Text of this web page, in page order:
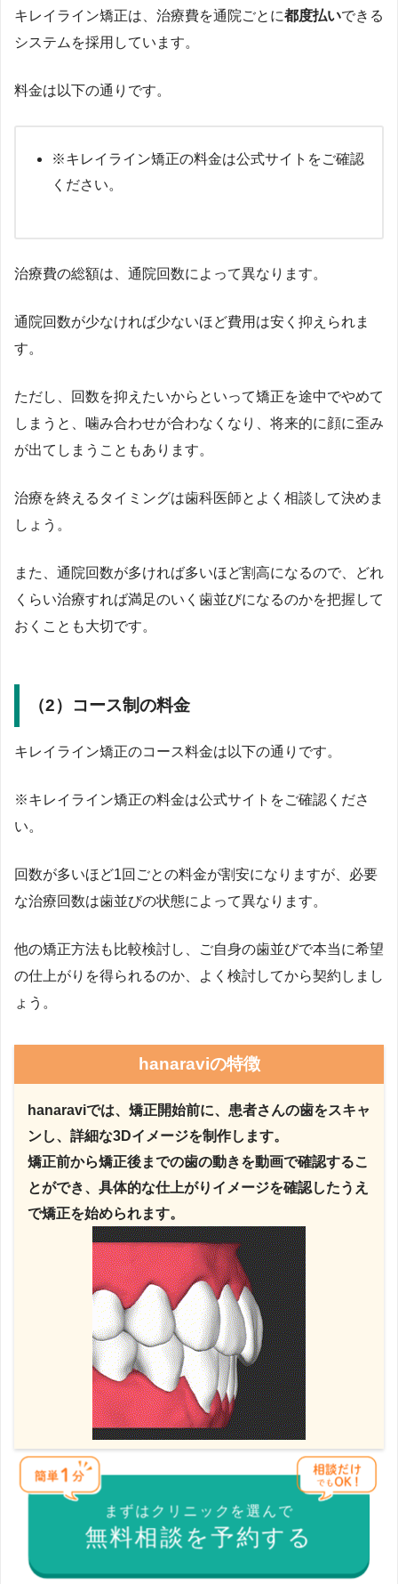
キレイライン矯正は、治療費を通院ごとに都度払いできる
システムを採用しています。
料金は以下の通りです。
※キレイライン矯正の料金は公式サイトをご確認
ください。
治療費の総額は、通院回数によって異なります。
通院回数が少なければ少ないほど費用は安く抑えられま
す。
ただし、回数を抑えたいからといって矯正を途中でやめて
しまうと、噛み合わせが合わなくなり、将来的に顔に歪み
が出てしまうこともあります。
治療を終えるタイミングは歯科医師とよく相談して決めま
しょう。
また、通院回数が多ければ多いほど割高になるので、どれ
くらい治療すれば満足のいく歯並びになるのかを把握して
おくことも大切です。
（2）コース制の料金
キレイライン矯正のコース料金は以下の通りです。
※キレイライン矯正の料金は公式サイトをご確認くださ
い。
回数が多いほど1回ごとの料金が割安になりますが、必要
な治療回数は歯並びの状態によって異なります。
他の矯正方法も比較検討し、ご自身の歯並びで本当に希望
の仕上がりを得られるのか、よく検討してから契約しまし
ょう。
hanaraviの特徴
hanaraviでは、矯正開始前に、患者さんの歯をスキャ
ンし、詳細な3Dイメージを制作します。
矯正前から矯正後までの歯の動きを動画で確認するこ
とができ、具体的な仕上がりイメージを確認したうえ
で矯正を始められます。
まずはクリニックを選んで
無料相談を予約する